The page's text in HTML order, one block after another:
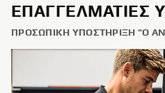
ΕΠΑΓΓΕΛΜΑΤΊΕΣ
ΠΡΟΣΩΠΙΚΉ ΥΠΟΣΤΉΡΙΞΗ "Ο